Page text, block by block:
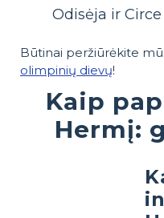
Odisėja ir Circe
Būtinai peržiūrėkite
olimpinių dievų!
Kaip
Hermį: